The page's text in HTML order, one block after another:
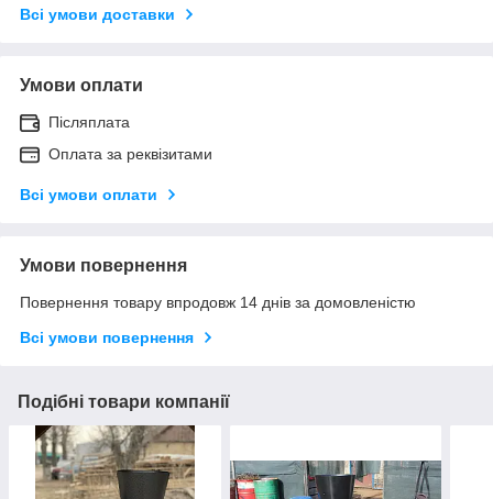
Всі умови доставки
Умови оплати
Післяплата
Оплата за реквізитами
Всі умови оплати
Умови повернення
Повернення товару впродовж 14 днів за домовленістю
Всі умови повернення
Подібні товари компанії